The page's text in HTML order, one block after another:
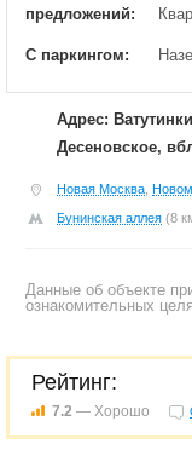
предложений:
С паркингом:
Адрес:
Десеновское,
Новая Москва
Бунинская аллея (8
Данные об объекте
ознакомительных
Рейтинг:
7.2 — Хорошо